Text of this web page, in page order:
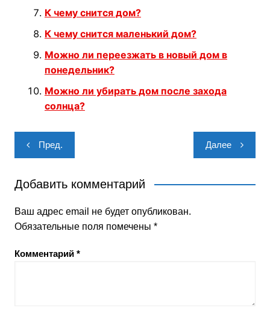
К чему снится дом?
К чему снится маленький дом?
Можно ли переезжать в новый дом в
понедельник?
Можно ли убирать дом после захода
солнца?
Навигация
по
записям
Пред. Далее
Добавить комментарий
Ваш адрес email не будет опубликован.
Обязательные поля помечены *
Комментарий *